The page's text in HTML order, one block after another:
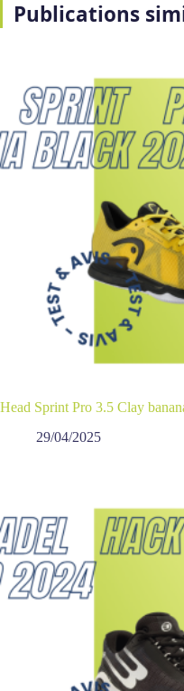
Publications
Head Sprint Pro 3.5 Clay
29/04/2025